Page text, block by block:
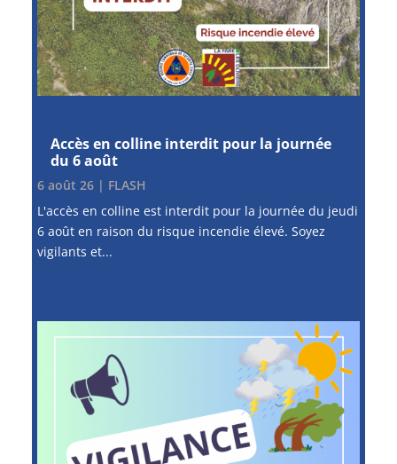
Accès en colline interdit pour la journée
du 6 août
6 août 26| FLASH
L'accès en colline est interdit pour la journée du jeudi
6 août en raison du risque incendie élevé. Soyez
vigilants et...